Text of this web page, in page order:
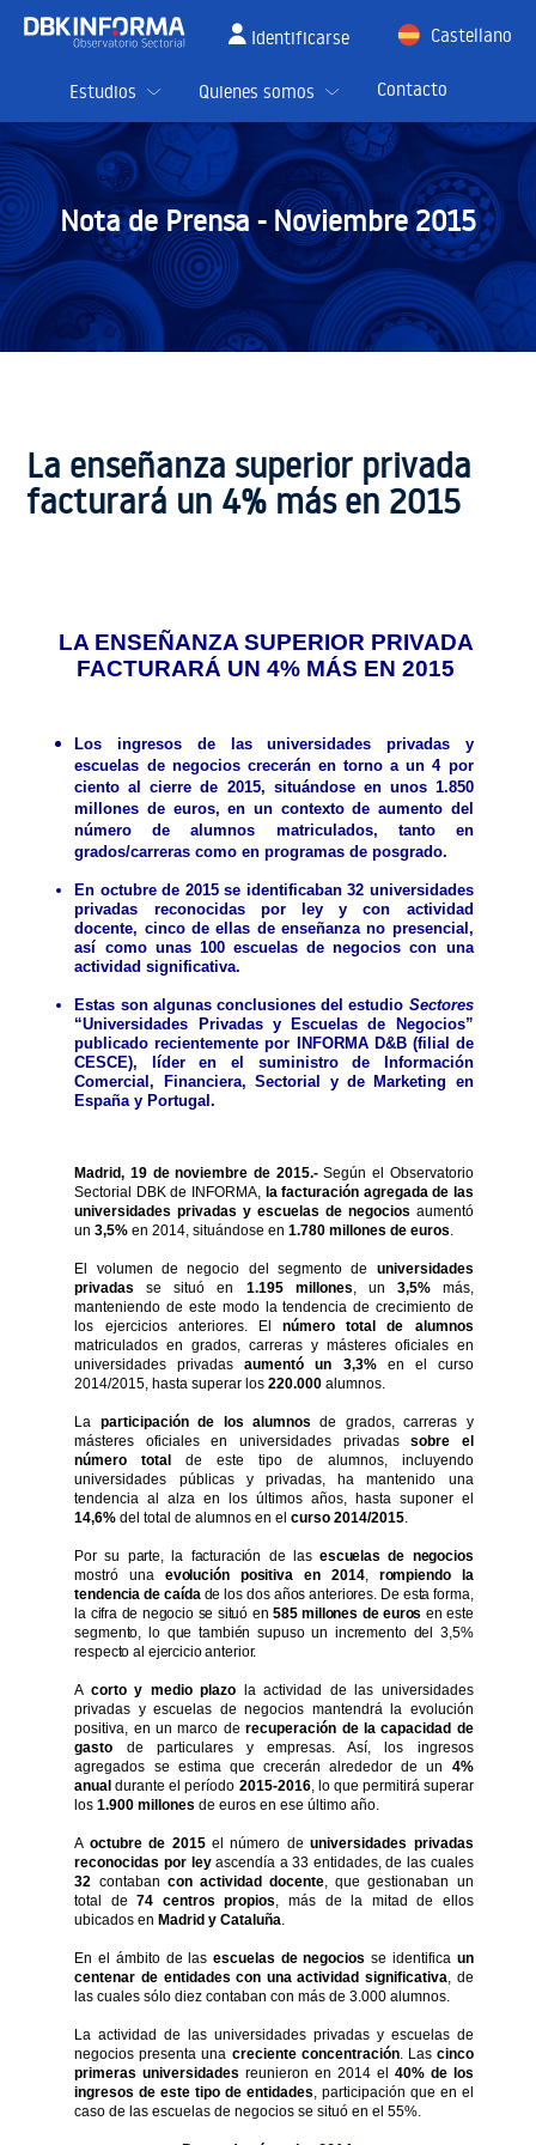
Identificarse
Castellano
Estudios
Quienes somos Contacto
Nota de Prensa - Noviembre 2015
La enseñanza superior privada
facturará un 4% más en 2015
LA ENSEÑANZA SUPERIOR PRIVADA
FACTURARÁ UN 4% MÁS EN 2015
Los ingresos de las universidades privadas y
escuelas de negocios crecerán en torno a un 4 por
ciento al cierre de 2015, situándose en unos 1.850
millones de euros, en un contexto de aumento del
número de alumnos matriculados, tanto en
grados/carreras como en programas de posgrado.
En octubre de 2015 se identificaban 32 universidades
privadas reconocidas por ley y con actividad
docente, cinco de ellas de enseñanza no presencial,
así como unas 100 escuelas de negocios con una
actividad significativa.
Estas son algunas conclusiones del estudio Sectores
“Universidades Privadas y Escuelas de Negocios”
publicado recientemente por INFORMA D&B (filial de
CESCE), líder en el suministro de Información
Comercial, Financiera, Sectorial y de Marketing en
España y Portugal.
Madrid, 19 de noviembre de 2015.-Según el Observatorio
Sectorial DBK de INFORMA, la facturación agregada de las
universidades privadas y escuelas de negocios aumentó
un3,5% en 2014, situándose en1.780 mi llones de euros.
El volumen de negocio del segmento de universidades
privadas se situó en 1.195 millones, un 3,5%más,
manteniendo de este modo la tendencia de crecimiento de
los ejercicios anteriores. Elnúmero total de alumnos
matriculados en grados, carreras y másteres oficiales en
universidades privadasaumentó un 3,3%en el curso
2014/2015, hasta superar los220.000 alumnos.
La participación de los alumnos de grados, carreras y
másteres oficiales en universidades privadassobre el
número total
de este tipo de alumnos, incluyendo
universidades públicas y privadas, ha mantenido una
tendencia al alza en los últimos años, hasta suponer el
14,6%del total de alumnos en el curso 2014/2015.
Por su parte, la facturación de lasescuelas de negocios
mostró una evolución positiva en 2014, rompiendo la
tendencia de caídade los dos años anteriores. De esta forma,
la cifra de negocio se situó en 585 millones de euros en este
segmento, lo que también supuso un incremento del 3,5%
respecto al ejercicio anterior.
A corto y medio plazo la actividad de las universidades
privadas y escuelas de negocios mantendrá la evolución
positiva, en un marco derecuperación de la capacidad de
gasto de particulares y empresas.Así, los ingresos
agregados se estima que crecerán alrededor de un
4%
anual durante el período 2015-2016, lo que permitirá superar
los1.900 millones de euros en ese último año.
A octubre de 2015el número deuniversidades privadas
reconocidas por leyascendía a 33 entidades, de las cuales
32 contaban con actividad docente, que gestionaban un
total de74 centros propios, más de la mitad de ellos
ubicados en Madrid y Cataluña.
En el ámbito de las escuelas de negocios se identifica un
centenar de entidades con una actividad significativa, de
las cuales sólo diez contaban con más de 3.000 alumnos.
La actividad de las universidades privadas y escuelas de
negocios presenta una creciente concentración. Las cinco
primeras universidades reunieron en 2014 el 40% de los
ingresos de este tipo de entidades, participación que en el
caso de las escuelas de negocios se situó en el 55%.